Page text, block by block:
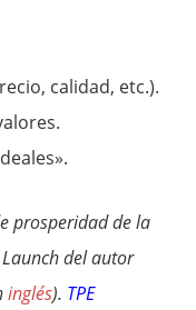
calidad, etc.).
prosperidad de la
del autor
inglés). TPE